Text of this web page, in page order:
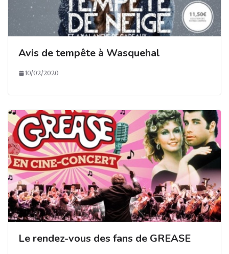
Avis de tempête à Wasquehal
10/02/2020
Le rendez-vous des fans de GREASE